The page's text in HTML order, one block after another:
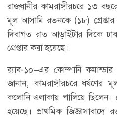
রাজধানীর কামরাঙ্গীরচরে ১৩
মূল আসামি রতনকে (১৮)
দিবাগত রাত আড়াইটার দিকে
গ্রেপ্তার করা হয়েছে।
র‍্যাব-১০–এর কোম্পানি
জানান, কামরাঙ্গীরচরে
কলোনি এলাকায় পালিয়ে ছিলেন।
হয়েছে। প্রাথমিক জিজ্ঞাসাবাদে